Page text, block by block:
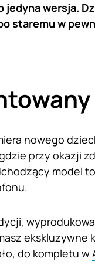
wersja.
staremu w
nowego
przy okazji
model
ekskluzywne
do kompletu w